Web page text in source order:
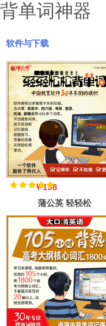
软件与下载
￥198
蒲公英 轻轻松
松背单词 V7.2
版
背单词神器